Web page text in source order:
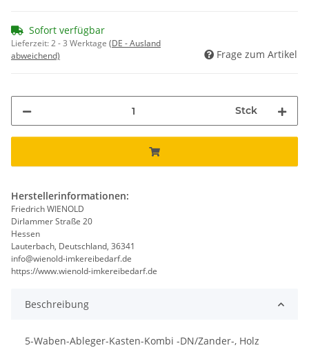
Sofort verfügbar
Lieferzeit:2 - 3 Werktage (DE - Ausland
abweichend)
Frage zum Artikel
Stck
Herstellerinformationen:
Friedrich WIENOLD
Dirlammer Straße 20
Hessen
Lauterbach, Deutschland, 36341
info@wienold-imkereibedarf.de
https://www.wienold-imkereibedarf.de
Beschreibung
5-Waben-Ableger-Kasten-Kombi -DN/Zander-, Holz